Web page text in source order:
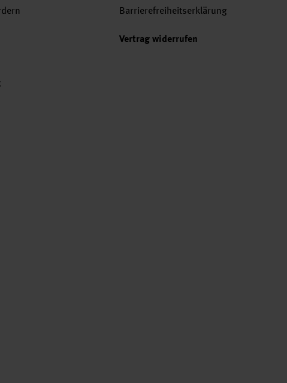
Barrierefreiheitserklärung
Vertrag widerrufen